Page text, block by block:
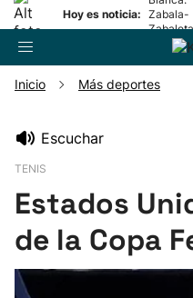
Hoy es noticia: Zabala-
la final
Pelota
Remo
Inicio Más deportes
Escuchar
TENIS
Estados
de la Copa